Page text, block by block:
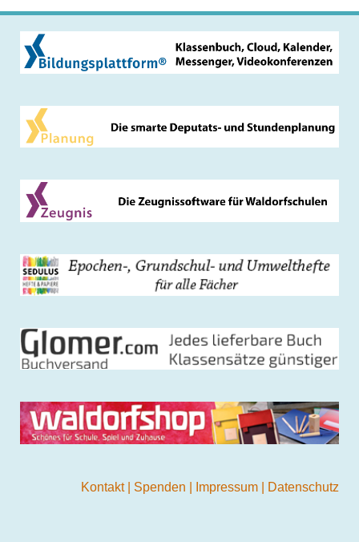
Kontakt Spenden Impressum Datenschutz